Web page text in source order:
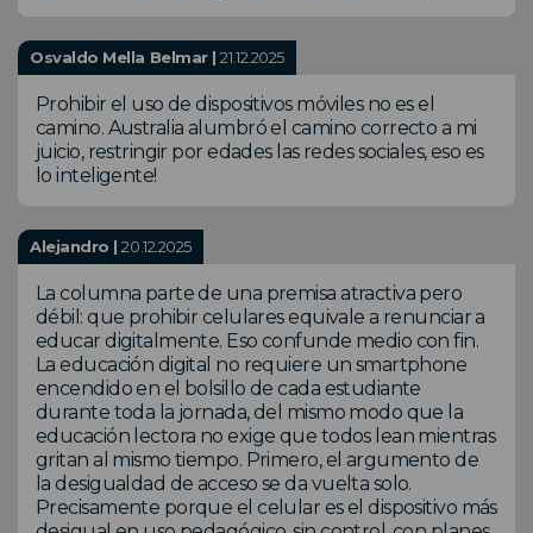
Osvaldo Mella Belmar |21.12.2025
Prohibir el uso de dispositivos móviles no es el
camino. Australia alumbró el camino correcto a mi
juicio, restringir por edades las redes sociales, eso es
lo inteligente!
Alejandro |20.12.2025
La columna parte de una premisa atractiva pero
débil: que prohibir celulares equivale a renunciar a
educar digitalmente. Eso confunde medio con fin.
La educación digital no requiere un smartphone
encendido en el bolsillo de cada estudiante
durante toda la jornada, del mismo modo que la
educación lectora no exige que todos lean mientras
gritan al mismo tiempo. Primero, el argumento de
la desigualdad de acceso se da vuelta solo.
Precisamente porque el celular es el dispositivo más